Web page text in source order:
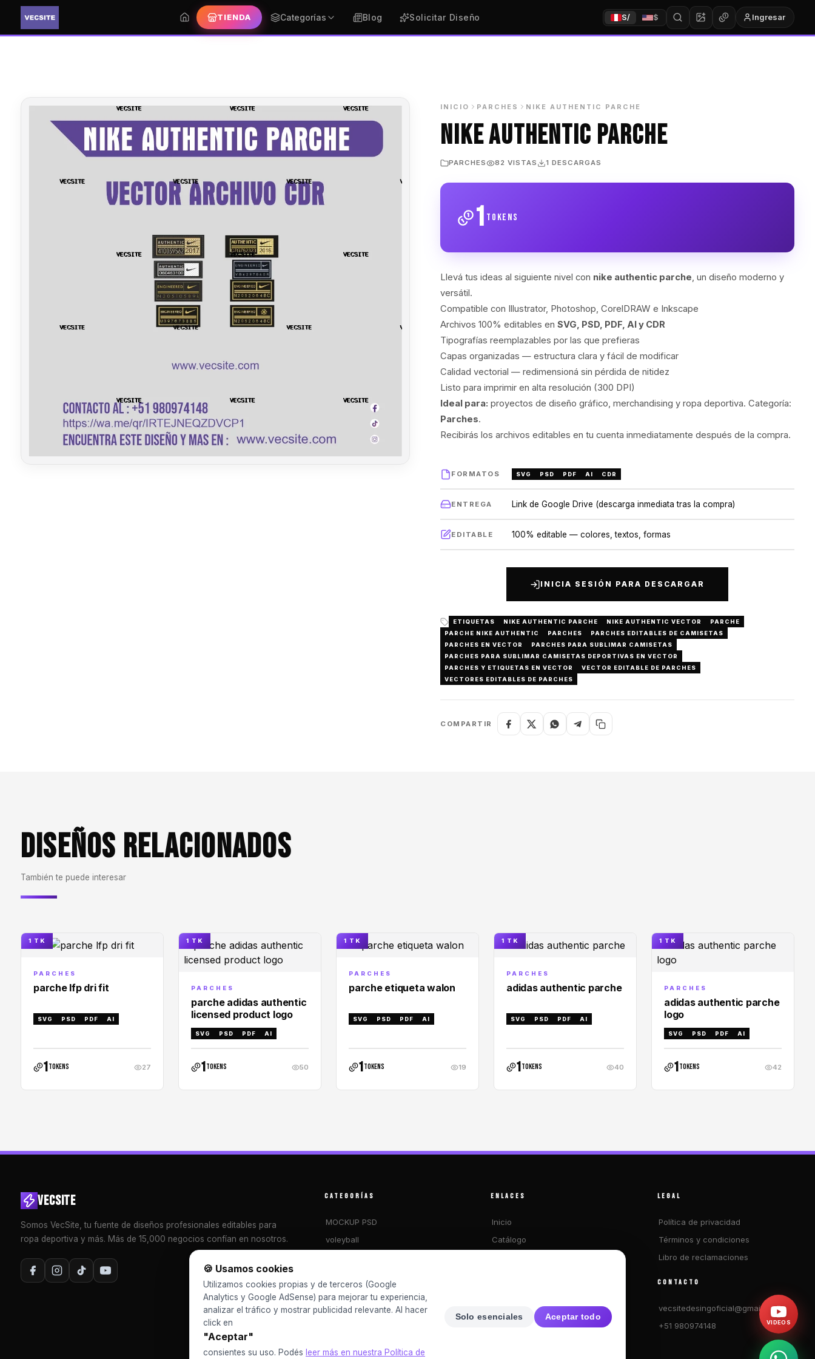
TIENDA Categorías Blog Solicitar Diseño S/ $ Ingresar
INICIO PARCHES NIKE AUTHENTIC PARCHE
NIKE AUTHENTIC PARCHE
PARCHES 82 VISTAS 1 DESCARGAS
1 tokens
Llevá tus ideas al siguiente nivel con nike authentic parche, un diseño moderno y
versátil.
Compatible con Illustrator, Photoshop, CorelDRAW e Inkscape
Archivos 100% editables enSVG, PSD, PDF, AI y CDR
Tipografías reemplazables por las que prefieras
Capas organizadas — estructura clara y fácil de modificar
Calidad vectorial — redimensioná sin pérdida de nitidez
Listo para imprimir en alta resolución (300 DPI)
Ideal para: proyectos de diseño gráfico, merchandising y ropa deportiva. Categoría:
Parches.
Recibirás los archivos editables en tu cuenta inmediatamente después de la compra.
FORMATOS SVG PSD PDF AI CDR
ENTREGA Link de Google Drive (descarga inmediata tras la compra)
EDITABLE 100% editable — colores, textos, formas
INICIA SESIÓN PARA DESCARGAR
ETIQUETAS NIKE AUTHENTIC PARCHE NIKE AUTHENTIC VECTOR
PARCHE
PARCHE NIKE AUTHENTIC
PARCHES
PARCHES EDITABLES DE CAMISETAS
PARCHES EN VECTOR
PARCHES PARA SUBLIMAR CAMISETAS
PARCHES PARA SUBLIMAR CAMISETAS DEPORTIVAS EN VECTOR
PARCHES Y ETIQUETAS EN VECTOR
VECTOR EDITABLE DE PARCHES
VECTORES EDITABLES DE PARCHES
COMPARTIR
DISEÑOS RELACIONADOS
También te puede interesar
1 TK
PARCHES
parche lfp dri fit
SVG PSD PDF AI
1tokens 27
1 TK
PARCHES
parche adidas authentic
licensed product logo
SVG PSD PDF AI
1tokens 50
1 TK
PARCHES
parche etiqueta walon
SVG PSD PDF AI
1tokens 19
1 TK
PARCHES
adidas authentic parche
SVG PSD PDF AI
1tokens 40
1 TK
PARCHES
adidas authentic parche
logo
SVG PSD PDF AI
1tokens 42
VECSITE
Somos VecSite, tu fuente de diseños profesionales editables para
ropa deportiva y más. Más de 15,000 negocios confían en nosotros.
CATEGORÍAS
MOCKUP PSD
voleyball
basketball
CHINITOS
ENLACES
Inicio
Catálogo
Iniciar Sesión
LEGAL
Política de privacidad
Términos y condiciones
Libro de reclamaciones
CONTACTO
vecsitedesingoficial@gmail.com
+51 980974148
VIDEOS
🍪 Usamos cookies
Utilizamos cookies propias y de terceros (Google
Analytics y Google AdSense) para mejorar tu experiencia,
analizar el tráfico y mostrar publicidad relevante. Al hacer
click en
"Aceptar"
consientes su uso. Podés leer más en nuestra Política de
Solo esenciales Aceptar todo